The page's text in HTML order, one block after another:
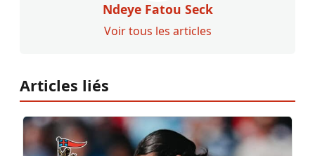
Ndeye Fatou Seck
Voir tous les articles
Articles liés